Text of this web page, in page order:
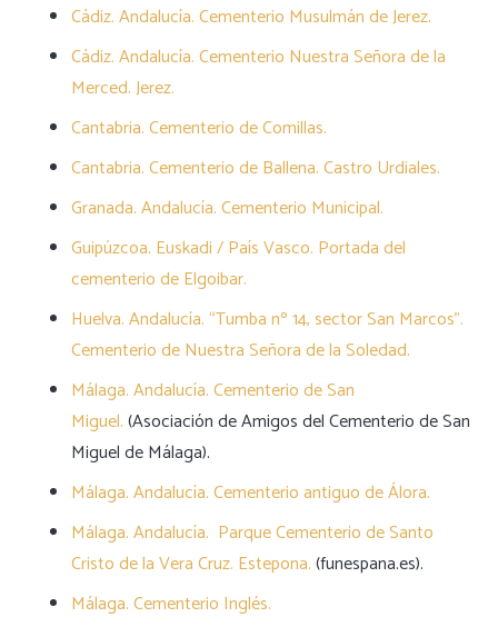
Cádiz. Andalucía. Cementerio Musulmán de Jerez.
Cádiz. Andalucía. Cementerio Nuestra Señora de la
Merced. Jerez.
Cantabria. Cementerio de Comillas.
Cantabria. Cementerio de Ballena. Castro Urdiales.
Granada. Andalucía. Cementerio Municipal.
Guipúzcoa. Euskadi / País Vasco. Portada del
cementerio de Elgoibar.
Huelva. Andalucía. “Tumba nº 14, sector San Marcos”.
Cementerio de Nuestra Señora de la Soledad.
Málaga. Andalucía. Cementerio de San
Miguel.(Asociación de Amigos del Cementerio de San
Miguel de Málaga).
Málaga. Andalucía. Cementerio antiguo de Álora.
Málaga. Andalucía. Parque Cementerio de Santo
Cristo de la Vera Cruz. Estepona.(funespana.es).
Málaga. Cementerio Inglés.